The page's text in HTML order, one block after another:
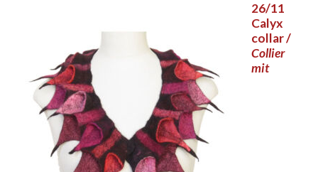
26/11
Calyx
collar /
Collier
mit